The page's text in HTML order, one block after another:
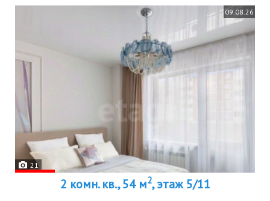
09.08.26
21
2 комн. кв., 54 м2, этаж 5/11